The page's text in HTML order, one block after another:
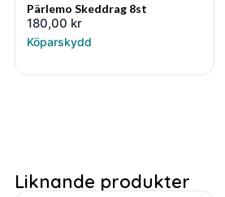
Pärlemo Skeddrag 8st
180,00 kr
Köparskydd
Liknande produkter